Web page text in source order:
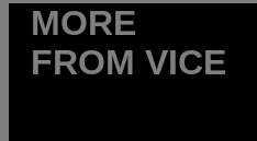
MORE
FROM VICE